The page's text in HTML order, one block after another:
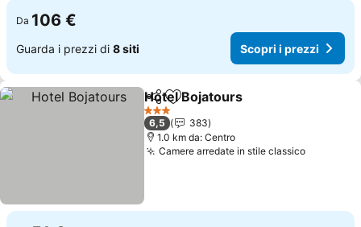
Da 106 €
Guarda i prezzi di 8 siti Scopri i prezzi
CondividiAggiungi ai preferiti
Hotel Bojatours
3 Stelle
6,5
383
1.0 km da: Centro
Camere arredate in stile classico